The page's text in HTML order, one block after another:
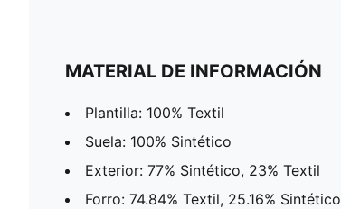
MATERIAL DE INFORMACIÓN
Plantilla: 100% Textil
Suela: 100% Sintético
Exterior: 77% Sintético, 23% Textil
Forro: 74.84% Textil, 25.16% Sintético